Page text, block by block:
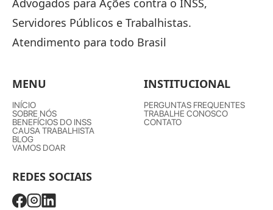
Advogados para Ações contra o INSS,
Servidores Públicos e Trabalhistas.
Atendimento para todo Brasil
MENU
INÍCIO
SOBRE NÓS
BENEFÍCIOS DO INSS
CAUSA TRABALHISTA
BLOG
VAMOS DOAR
INSTITUCIONAL
PERGUNTAS FREQUENTES
TRABALHE CONOSCO
CONTATO
REDES SOCIAIS